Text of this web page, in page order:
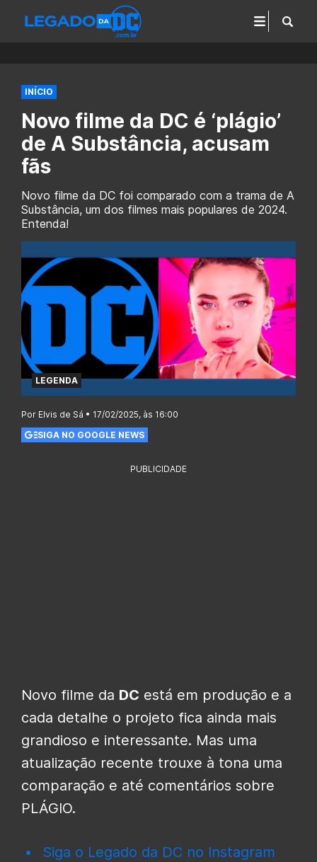
INÍCIO
Novo filme da DC é ‘plágio’
de A Substância, acusam
fãs
Novo filme da DC foi comparado com a trama de A
Substância, um dos filmes mais populares de 2024.
Entenda!
LEGENDA
Por Elvis de Sá • 17/02/2025, às 16:00
SIGA NO GOOGLE NEWS
PUBLICIDADE
Novo filme da DC está em produção e a
cada detalhe o projeto fica ainda mais
grandioso e interessante. Mas uma
atualização recente trouxe à tona uma
comparação e até comentários sobre
PLÁGIO.
Siga o Legado da DC no Instagram